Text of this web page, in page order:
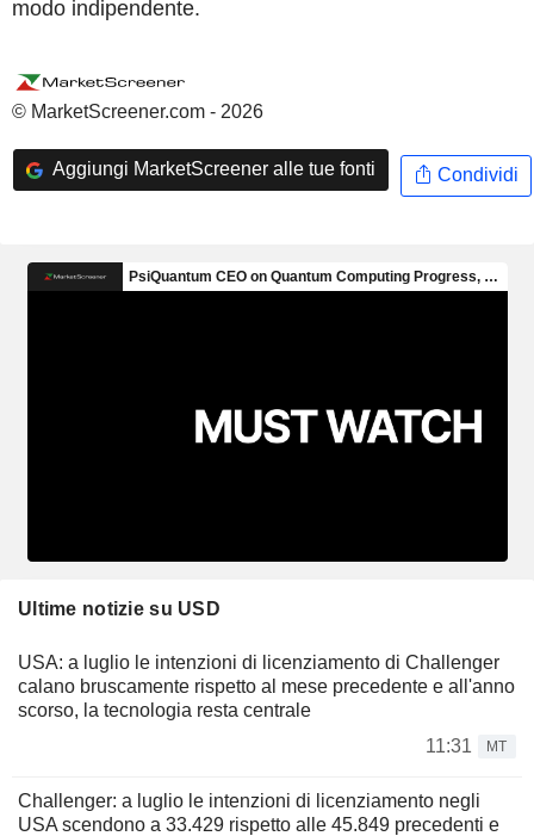
modo indipendente.
© MarketScreener.com - 2026
Aggiungi MarketScreener alle tue fonti Condividi
Ultime notizie su USD
USA: a luglio le intenzioni di licenziamento di Challenger
calano bruscamente rispetto al mese precedente e all'anno
scorso, la tecnologia resta centrale
11:31
MT
Challenger: a luglio le intenzioni di licenziamento negli
USA scendono a 33.429 rispetto alle 45.849 precedenti e